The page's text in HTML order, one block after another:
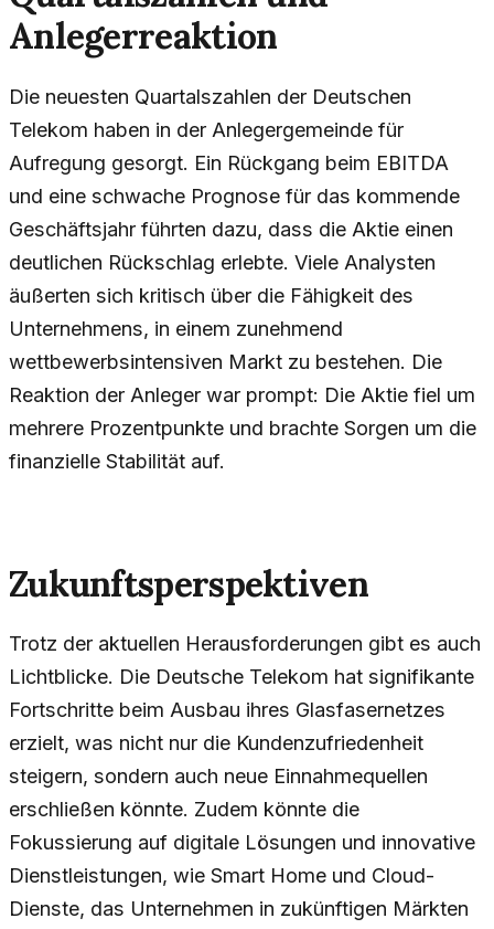
Anlegerreaktion
Die neuesten Quartalszahlen der Deutschen
Telekom haben in der Anlegergemeinde für
Aufregung gesorgt. Ein Rückgang beim EBITDA
und eine schwache Prognose für das kommende
Geschäftsjahr führten dazu, dass die Aktie einen
deutlichen Rückschlag erlebte. Viele Analysten
äußerten sich kritisch über die Fähigkeit des
Unternehmens, in einem zunehmend
wettbewerbsintensiven Markt zu bestehen. Die
Reaktion der Anleger war prompt: Die Aktie fiel um
mehrere Prozentpunkte und brachte Sorgen um die
finanzielle Stabilität auf.
Zukunftsperspektiven
Trotz der aktuellen Herausforderungen gibt es auch
Lichtblicke. Die Deutsche Telekom hat signifikante
Fortschritte beim Ausbau ihres Glasfasernetzes
erzielt, was nicht nur die Kundenzufriedenheit
steigern, sondern auch neue Einnahmequellen
erschließen könnte. Zudem könnte die
Fokussierung auf digitale Lösungen und innovative
Dienstleistungen, wie Smart Home und Cloud-
Dienste, das Unternehmen in zukünftigen Märkten